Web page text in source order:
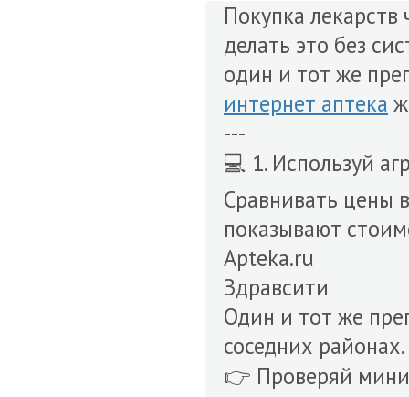
Покупка
делать это без
один и тот же
интернет аптека
---
💻 1. Используй
Сравнивать цены
показывают
Apteka.ru
Здравсити
Один и тот же
соседних районах.
👉 Проверяй